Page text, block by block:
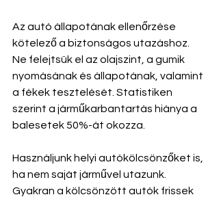
Az autó állapotának ellenőrzése
kötelező a biztonságos utazáshoz.
Ne felejtsük el az olajszint, a gumik
nyomásának és állapotának, valamint
a fékek tesztelését. Statistiken
szerint a járműkarbantartás hiánya a
balesetek 50%-át okozza.
Használjunk helyi autókölcsönzőket is,
ha nem saját járművel utazunk.
Gyakran a kölcsönzött autók frissek